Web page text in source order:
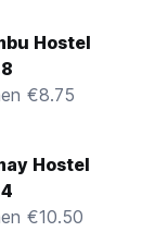
Hostel
€8.75
Hostel
€10.50